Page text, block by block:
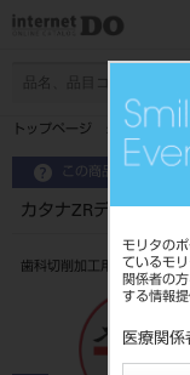
モリタの
ているモ
関係者の
する情報
医療関係
トップページ カタナ
この商品に関するお
カタナZRディスク
歯科切削加工用セラミック